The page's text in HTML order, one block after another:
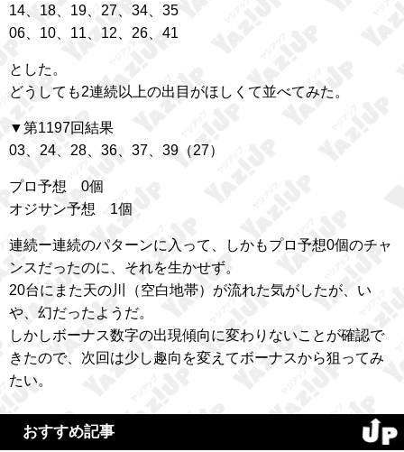
14、18、19、27、34、35
06、10、11、12、26、41
とした。
どうしても2連続以上の出目がほしくて並べてみた。
▼第1197回結果
03、24、28、36、37、39（27）
プロ予想 0個
オジサン予想 1個
連続ー連続のパターンに入って、しかもプロ予想0個のチャ
ンスだったのに、それを生かせず。
20台にまた天の川（空白地帯）が流れた気がしたが、い
や、幻だったようだ。
しかしボーナス数字の出現傾向に変わりないことが確認で
きたので、次回は少し趣向を変えてボーナスから狙ってみ
たい。
おすすめ記事